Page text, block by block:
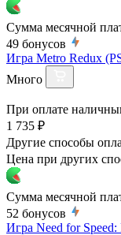
Сумма месячной
49 бонусов
Игра Metro Redux
Много
При оплате
1 735 ₽
Другие способы
Цена при других
Сумма месячной
52 бонусов
Игра Need for Speed: